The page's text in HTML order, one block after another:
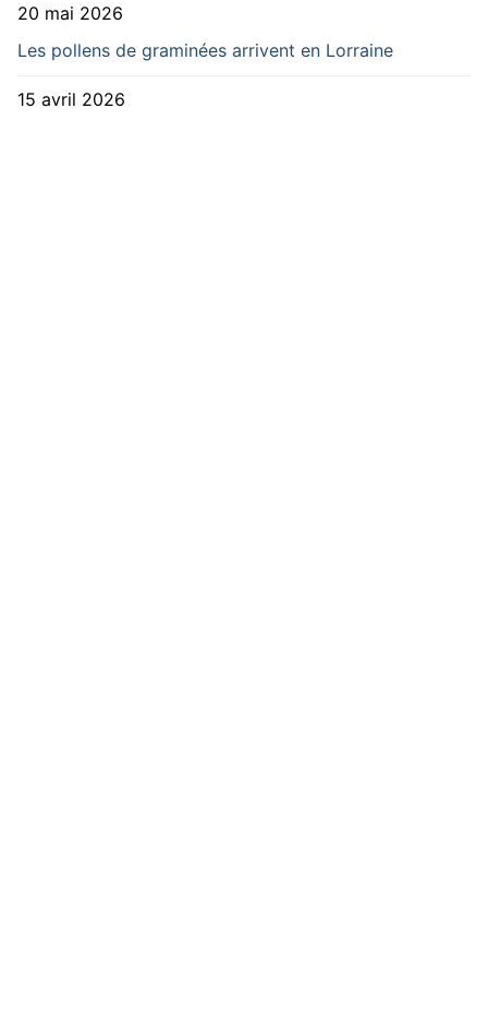
20 mai 2026
Les pollens de graminées arrivent en Lorraine
15 avril 2026